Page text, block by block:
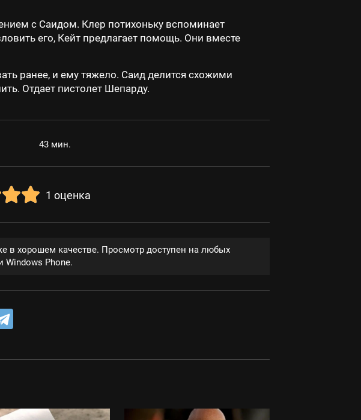
с Саидом. Клер потихоньку вспоминает
его, Кейт предлагает помощь. Они вместе
ранее, и ему тяжело. Саид делится схожими
Отдает пистолет Шепарду.
43 мин.
1 оценка
в хорошем качестве. Просмотр доступен на любых
Windows Phone.